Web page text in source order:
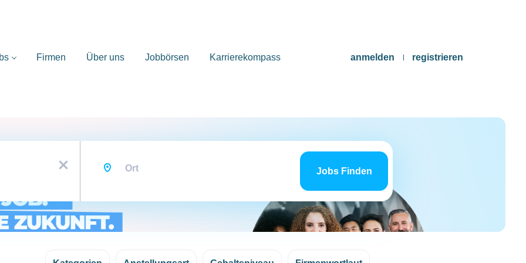
anmelden registrieren
Firmen Über uns Jobbörsen Karrierekompass
x
Jobs
findenJobs Finden